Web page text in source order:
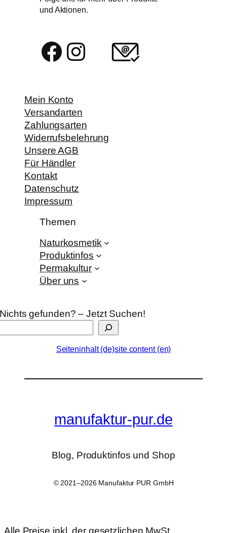
und Aktionen.
Facebook Instagram
Mein Konto
Versandarten
Zahlungsarten
Widerrufsbelehrung
Unsere AGB
Für Händler
Kontakt
Datenschutz
Impressum
Themen
Naturkosmetik
Produktinfos
Permakultur
Über uns
Nichts gefunden? – Jetzt Suchen!
Seiteninhalt (de)site content (en)
manufaktur-pur.de
Blog, Produktinfos und Shop
© 2021–2026 Manufaktur PUR GmbH